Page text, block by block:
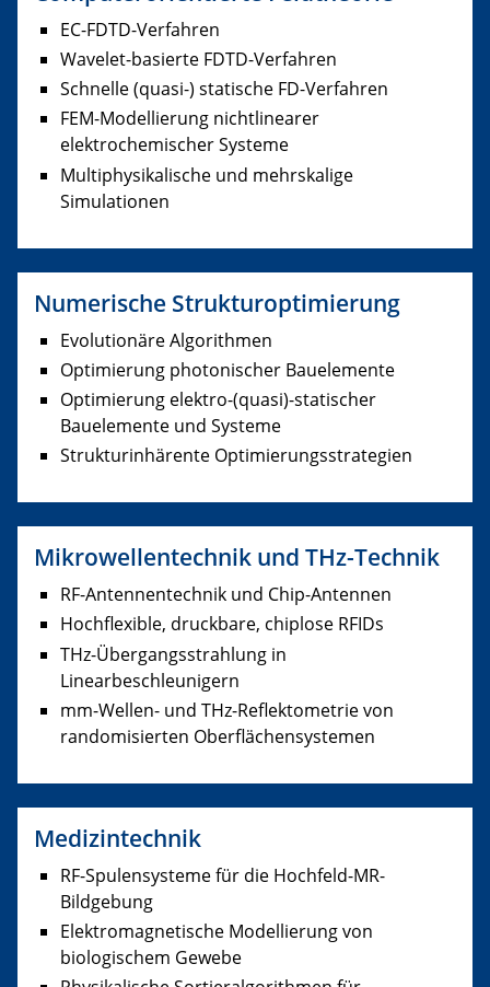
EC-FDTD-Verfahren
Wavelet-basierte FDTD-Verfahren
Schnelle (quasi-) statische FD-Verfahren
FEM-Modellierung nichtlinearer
elektrochemischer Systeme
Multiphysikalische und mehrskalige
Simulationen
Numerische Strukturoptimierung
Evolutionäre Algorithmen
Optimierung photonischer Bauelemente
Optimierung elektro-(quasi)-statischer
Bauelemente und Systeme
Strukturinhärente Optimierungsstrategien
Mikrowellentechnik und THz-Technik
RF-Antennentechnik und Chip-Antennen
Hochflexible, druckbare, chiplose RFIDs
THz-Übergangsstrahlung in
Linearbeschleunigern
mm-Wellen- und THz-Reflektometrie von
randomisierten Oberflächensystemen
Medizintechnik
RF-Spulensysteme für die Hochfeld-MR-
Bildgebung
Elektromagnetische Modellierung von
biologischem Gewebe